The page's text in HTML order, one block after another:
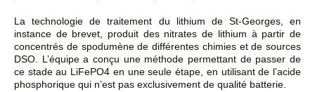
La technologie de traitement du lithium de St-Georges, en
instance de brevet, produit des nitrates de lithium à partir de
concentrés de spodumène de différentes chimies et de sources
DSO. L’équipe a conçu une méthode permettant de passer de
ce stade au LiFePO4 en une seule étape, en utilisant de l’acide
phosphorique qui n’est pas exclusivement de qualité batterie.